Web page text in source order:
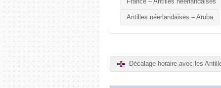
Antilles néerlandaises – Aruba
Décalage horaire avec les